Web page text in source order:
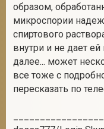
образом,
микроспории
спиртового
внутри и не дает
далее... может
все тоже с
пересказать по